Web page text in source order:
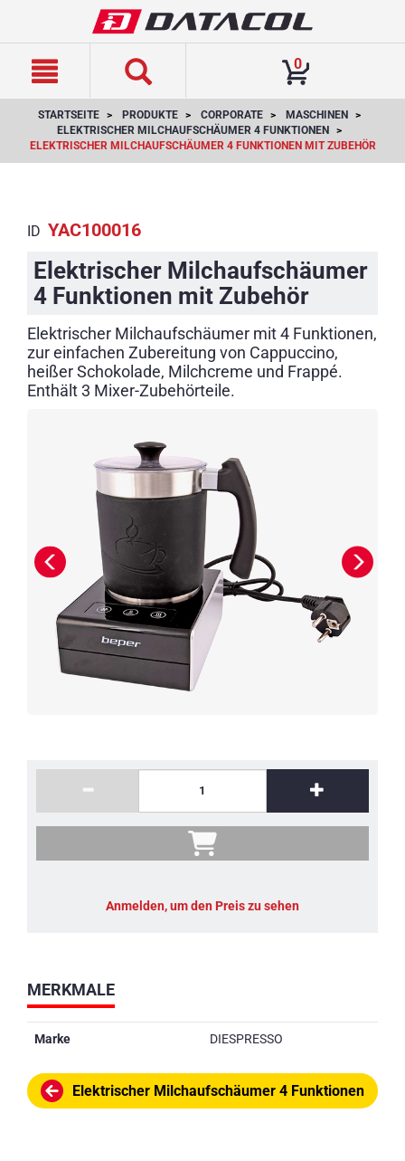
0
STARTSEITE PRODUKTE CORPORATE
MASCHINEN
ELEKTRISCHER MILCHAUFSCHÄUMER 4 FUNKTIONEN
ELEKTRISCHER MILCHAUFSCHÄUMER 4 FUNKTIONEN MIT ZUBEHÖR
ID YAC100016
Elektrischer Milchaufschäumer
4 Funktionen mit Zubehör
Elektrischer Milchaufschäumer mit 4 Funktionen,
zur einfachen Zubereitung von Cappuccino,
heißer Schokolade, Milchcreme und Frappé.
Enthält 3 Mixer-Zubehörteile.
MERKMALE
Marke DIESPRESSO
Elektrischer Milchaufschäumer 4 Funktionen
Anmelden, um den Preis zu sehen